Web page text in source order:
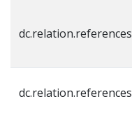
dc.relation.references
dc.relation.references